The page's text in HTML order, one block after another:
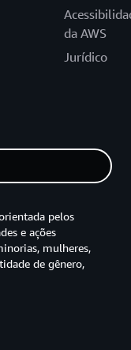
da AWS
Jurídico
pelos
e ações
mulheres,
de gênero,